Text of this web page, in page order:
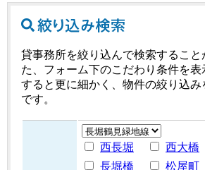
貸事務所を絞り込んで検索すること
た、フォーム下のこだわり条件を表
すると更に細かく、物件の絞り込
です。
西長堀 西大橋
長堀橋
松屋町